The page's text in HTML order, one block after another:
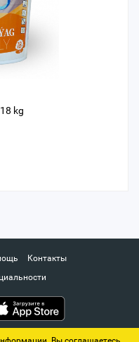
kg
Контакты